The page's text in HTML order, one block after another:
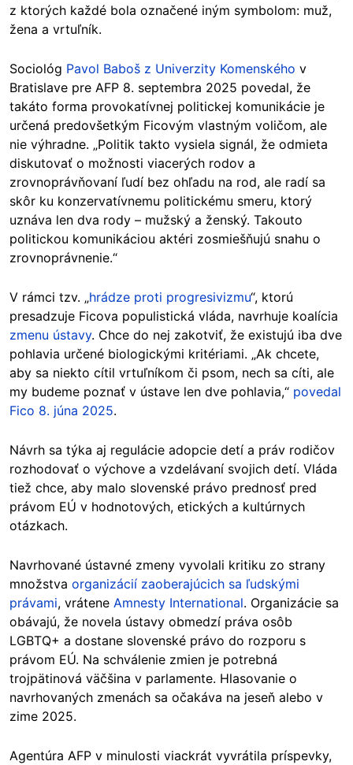
z ktorých každé bola označené iným symbolom: muž,
žena a vrtuľník.
Sociológ Pavol Baboš z Univerzity Komenského v
Bratislave pre AFP 8. septembra 2025 povedal, že
takáto forma provokatívnej politickej komunikácie je
určená predovšetkým Ficovým vlastným voličom, ale
nie výhradne. „Politik takto vysiela signál, že odmieta
diskutovať o možnosti viacerých rodov a
zrovnoprávňovaní ľudí bez ohľadu na rod, ale radí sa
skôr ku konzervatívnemu politickému smeru, ktorý
uznáva len dva rody – mužský a ženský. Takouto
politickou komunikáciou aktéri zosmiešňujú snahu o
zrovnoprávnenie.“
V rámci tzv. „hrádze proti progresivizmu“, ktorú
presadzuje Ficova populistická vláda, navrhuje koalícia
zmenu ústavy. Chce do nej zakotviť, že existujú iba dve
pohlavia určené biologickými kritériami. „Ak chcete,
aby sa niekto cítil vrtuľníkom či psom, nech sa cíti, ale
my budeme poznať v ústave len dve pohlavia,“ povedal
Fico 8. júna 2025.
Návrh sa týka aj regulácie adopcie detí a práv rodičov
rozhodovať o výchove a vzdelávaní svojich detí. Vláda
tiež chce, aby malo slovenské právo prednosť pred
právom EÚ v hodnotových, etických a kultúrnych
otázkach.
Navrhované ústavné zmeny vyvolali kritiku zo strany
množstva organizácií zaoberajúcich sa ľudskými
právami, vrátene Amnesty International. Organizácie sa
obávajú, že novela ústavy obmedzí práva osôb
LGBTQ+ a dostane slovenské právo do rozporu s
právom EÚ. Na schválenie zmien je potrebná
trojpätinová väčšina v parlamente. Hlasovanie o
navrhovaných zmenách sa očakáva na jeseň alebo v
zime 2025.
Agentúra AFP v minulosti viackrát vyvrátila príspevky,